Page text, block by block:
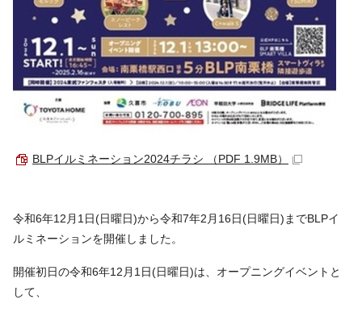
BLPイルミネーション2024チラシ （PDF 1.9MB）
令和6年12月1日(日曜日)から令和7年2月16日(日曜日)までBLPイ
ルミネーションを開催しました。
開催初日の令和6年12月1日(日曜日)は、オープニングイベントと
して、